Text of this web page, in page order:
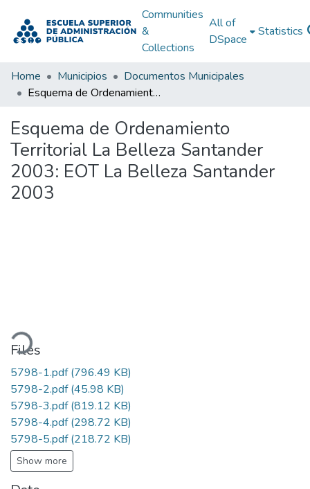
Communities
&
Collections
All of
DSpace
Statistics
Home Municipios
Documentos Municipales
Esquema de Ordenamiento Territorial La Belleza Santander 2003: EOT La Belleza Santander 2003
Esquema de Ordenamiento
Territorial La Belleza Santander
2003: EOT La Belleza Santander
2003
Files
5798-1.pdf(796.49 KB)
5798-2.pdf(45.98 KB)
5798-3.pdf(819.12 KB)
5798-4.pdf(298.72 KB)
5798-5.pdf(218.72 KB)
Show more